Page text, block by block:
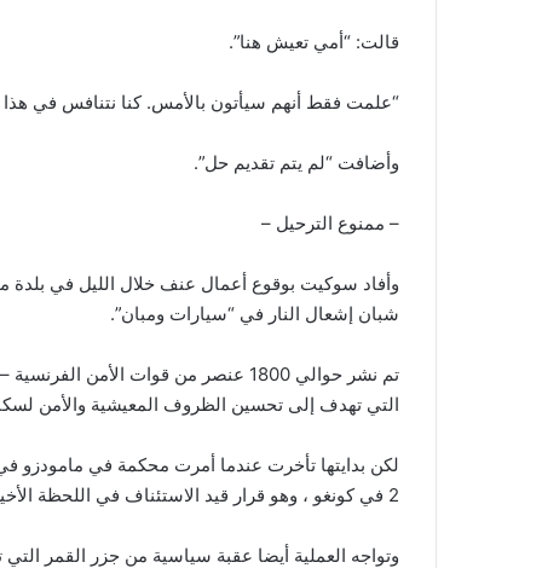
قالت: “أمي تعيش هنا”.
“علمت فقط أنهم سيأتون بالأمس. كنا نتنافس في
وأضافت “لم يتم تقديم حل”.
– ممنوع الترحيل –
وأفاد سوكيت بوقوع أعمال عنف خلال الليل في
شبان إشعال النار في “سيارات ومبان”.
التي تهدف إلى تحسين الظروف المعيشية والأمن
لكن بدايتها تأخرت عندما أمرت محكمة في مامودزو
2 في كونغو ، وهو قرار قيد الاستئناف في اللحظة الأخيرة.
وتواجه العملية أيضا عقبة سياسية من جزر القمر